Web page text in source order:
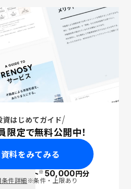
資はじめてガイド
限定で無料公開中！
料をみてみる
ポイント※50,000円分
件詳細※条件・上限あり